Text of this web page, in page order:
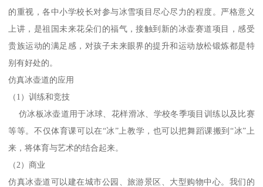
的重视，各中小学校长对参与冰雪项目尽心尽力的程度。严格意义
上讲，是祖国未来花朵们的福气，接触到新的冰壶赛道项目，感受
贵族运动的满足感，对孩子未来眼界的提升和运动放松锻炼都是特
别有好处的。
仿真冰壶道的应用
（1）训练和竞技
仿冰板冰壶道用于冰球、花样滑冰、学校冬季项目训练以及比赛
等等。不仅体育课可以在“冰”上教学，也可以把舞蹈课搬到“冰”上
来，将体育与艺术的结合起来。
（2）商业
仿真冰壶道可以建在城市公园、旅游景区、大型购物中心。我们的